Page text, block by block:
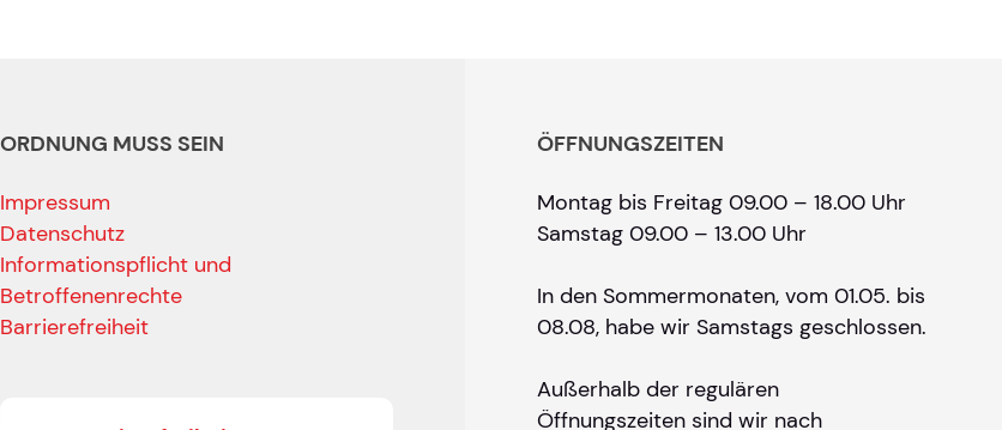
ORDNUNG MUSS SEIN
Impressum
Datenschutz
Informationspflicht und
Betroffenenrechte
Barrierefreiheit
ÖFFNUNGSZEITEN
Montag bis Freitag 09.00 – 18.00 Uhr
Samstag 09.00 – 13.00 Uhr
In den Sommermonaten, vom 01.05. bis
08.08, habe wir Samstags geschlossen.
Außerhalb der regulären
Öffnungszeiten sind wir nach